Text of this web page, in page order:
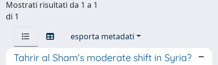
Mostrati risultati da 1 a 1
di 1
esporta metadati
Tahrir al Sham’s moderate shift in Syria?